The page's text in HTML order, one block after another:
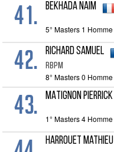
41. BEKHADA Naim
5° Masters 1 Homme
42. RICHARD Samuel
RBPM
8° Masters 0 Homme
43. MATIGNON Pierrick
1° Masters 4 Homme
HARROUET Mathieu